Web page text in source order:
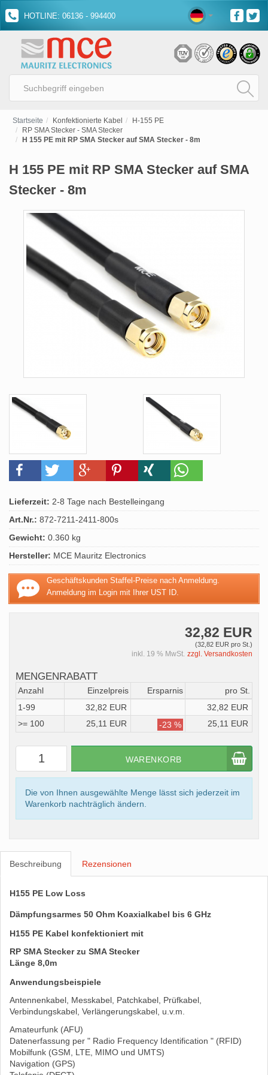
HOTLINE: 06136 - 994400
Startseite Konfektionierte Kabel
H-155 PE
RP SMA Stecker - SMA Stecker
H 155 PE mit RP SMA Stecker auf SMA Stecker - 8m
H 155 PE mit RP SMA Stecker auf SMA
Stecker - 8m
Lieferzeit: 2-8 Tage nach Bestelleingang
Art.Nr.: 872-7211-2411-800s
Gewicht: 0.360 kg
Hersteller: MCE Mauritz Electronics
Geschäftskunden Staffel-Preise nach Anmeldung.
Anmeldung im Login mit Ihrer UST ID.
32,82 EUR
(32,82 EUR pro St.)
inkl. 19 % MwSt. zzgl. Versandkosten
MENGENRABATT
Anzahl Einzelpreis Ersparnis
pro St.
1-99
32,82 EUR
32,82 EUR
>= 100
25,11 EUR -23 % 25,11 EUR
WARENKORB
Die von Ihnen ausgewählte Menge lässt sich jederzeit im
Warenkorb nachträglich ändern.
Beschreibung Rezensionen
H155 PE Low Loss
Dämpfungsarmes 50 Ohm Koaxialkabel bis 6 GHz
H155 PE Kabel konfektioniert mit
RP SMA Stecker zu SMA Stecker
Länge 8,0m
Anwendungsbeispiele
Antennenkabel, Messkabel, Patchkabel, Prüfkabel,
Verbindungskabel, Verlängerungskabel, u.v.m.
Amateurfunk (AFU)
Datenerfassung per " Radio Frequency Identification " (RFID)
Mobilfunk (GSM, LTE, MIMO und UMTS)
Navigation (GPS)